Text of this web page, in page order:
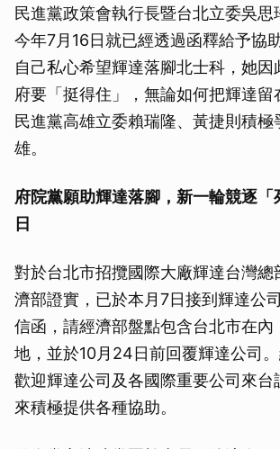
民進黨政策會執行長暨台北立委吳思
今年7月16日就已經透過函釋給予協
自己私心希望輝達落腳北士科，她因
府要「挺得住」，無論如何把輝達留
民進黨高雄立委賴瑞隆、黃捷則積極
雄。
府院黨願助輝達落腳，新一輪競逐
日
對於台北市招攬國際大廠輝達台灣總
濟部證實，已於本月7日接到輝達公
信函，請經濟部盤點包含台北市在內
地，並於10月24日前回覆輝達公司。
歡迎輝達公司及各國際重要公司來台
來積極提供各種協助。